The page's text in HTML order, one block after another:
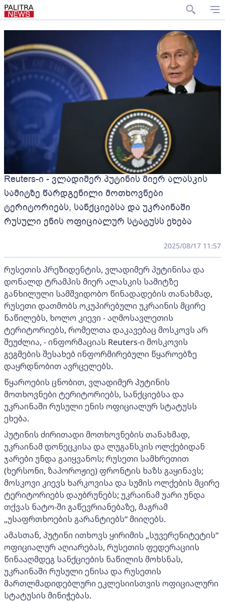
Reuters-ი - ვლადიმერ პუტინის მიერ ალასკის
სამიტზე წარდგენილი მოთხოვნები
ტერიტორიებს, სანქციებსა და უკრაინაში
რუსული ენის ოფიციალურ სტატუსს ეხება
2025/08/17 11:57
რუსეთის პრეზიდენტის, ვლადიმერ პუტინისა და
დონალდ ტრამპის მიერ ალასკის სამიტზე
განხილული სამშვიდობო წინადადების თანახმად,
რუსეთი დათმობს ოკუპირებული უკრაინის მცირე
ნაწილებს, ხოლო კიევი - აღმოსავლეთის
ტერიტორიებს, რომელთა დაკავებაც მოსკოვს არ
შეუძლია, - ინფორმაციას Reuters-ი მოსკოვის
გეგმების შესახებ ინფორმირებული წყაროებზე
დაყრდნობით ავრცელებს.
წყაროების ცნობით, ვლადიმერ პუტინის
მოთხოვნები ტერიტორიებს, სანქციებსა და
უკრაინაში რუსული ენის ოფიციალურ სტატუსს
ეხება.
პუტინის ძირითადი მოთხოვნების თანახმად,
უკრაინამ დონეცკისა და ლუგანსკის ოლქებიდან
ჯარები უნდა გაიყვანოს; რუსეთი სამხრეთით
(ხერსონი, ზაპოროჟიე) ფრონტის ხაზს გაყინავს;
მოსკოვი კიევს ხარკოვისა და სუმის ოლქების მცირე
ტერიტორიებს დაუბრუნებს; უკრაინამ უარი უნდა
თქვას ნატო-ში გაწევრიანებაზე, მაგრამ
„უსაფრთხოების გარანტიებს“ მიიღებს.
ამასთან, პუტინი ითხოვს ყირიმის „სუვერენიტეტის“
ოფიციალურ აღიარებას, რუსეთის ფედერაციის
წინააღმდეგ სანქციების ნაწილის მოხსნას,
უკრაინაში რუსული ენისა და რუსეთის
მართლმადიდებლური ეკლესიისთვის ოფიციალური
სტატუსის მინიჭებას.